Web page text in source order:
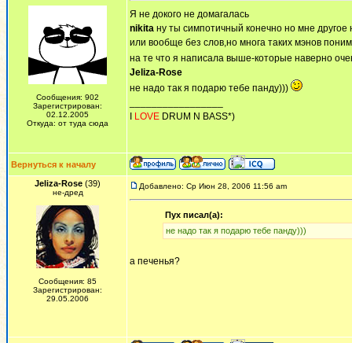
Сообщения: 902
Зарегистрирован:
02.12.2005
Откуда: от туда сюда
Я не докого не домагалась
nikita ну ты симпотичный конечно но мне
или вообще без слов,но многа таких мэнов
на те что я написала выше-которые наверно
Jeliza-Rose
не надо так я подарю тебе панду)))
LOVE DRUM N BASS*)
Вернуться к началу
Jeliza-Rose (39)
не-дред
Сообщения: 85
Зарегистрирован:
29.05.2006
Добавлено: Ср Июн 28, 2006 11:56 am
Пух писал(а):
не надо так я подарю тебе панду)))
а печенья?